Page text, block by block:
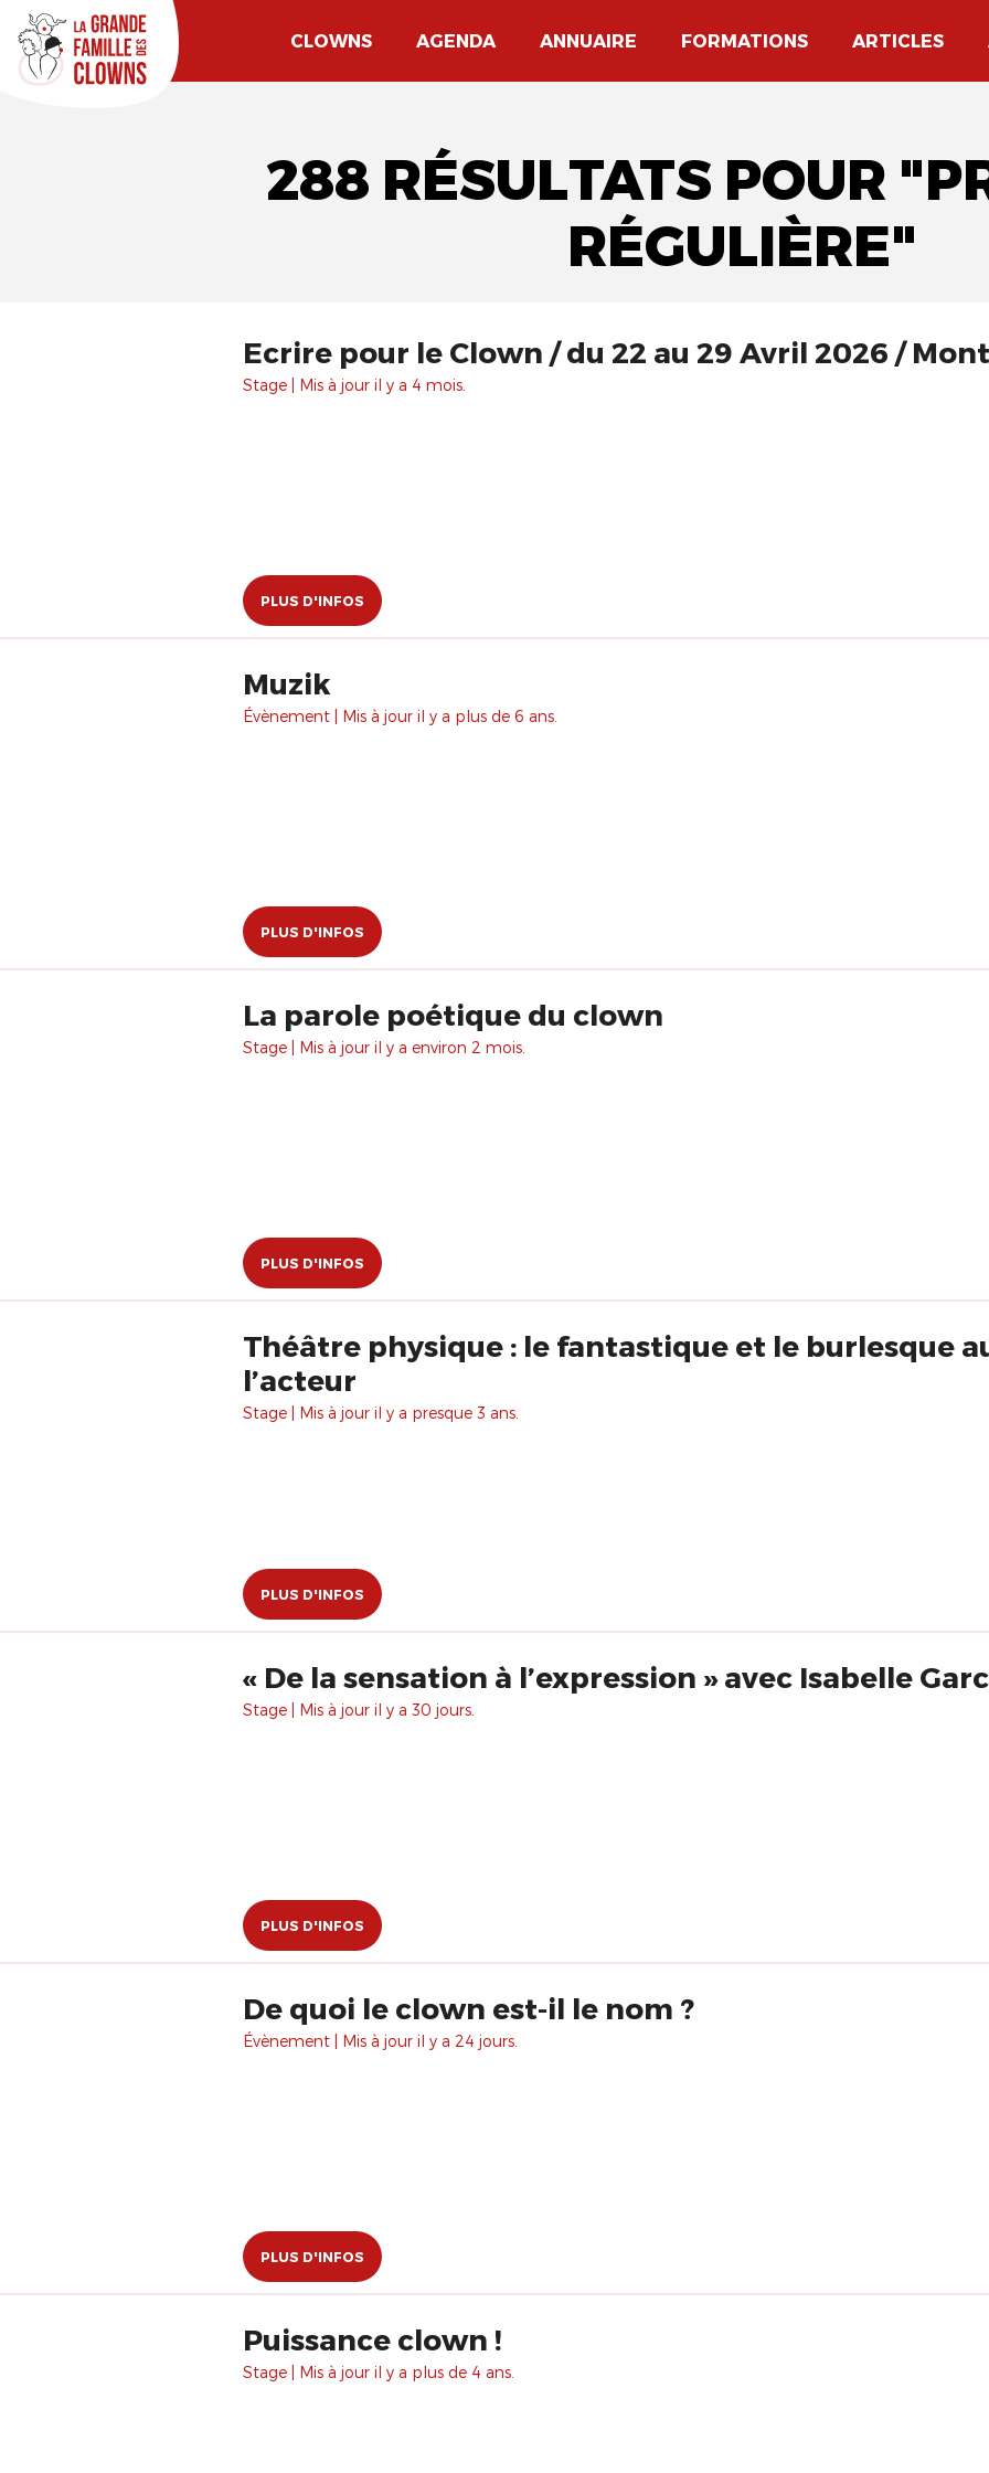
CLOWNS AGENDA ANNUAIRE FORMATIONS ARTICLES
288 RÉSULTATS POUR
RÉGULIÈRE"
Ecrire pour le Clown / du 22 au 29 Avril 2026 /
Stage | Mis à jour il y a 4 mois.
PLUS D'INFOS
Muzik
Évènement | Mis à jour il y a plus de 6 ans.
PLUS D'INFOS
La parole poétique du clown
Stage | Mis à jour il y a environ 2 mois.
PLUS D'INFOS
Théâtre physique : le fantastique et le burlesque
l’acteur
Stage | Mis à jour il y a presque 3 ans.
PLUS D'INFOS
« De la sensation à l’expression » avec Isabelle
Stage | Mis à jour il y a 30 jours.
PLUS D'INFOS
De quoi le clown est-il le nom ?
Évènement | Mis à jour il y a 24 jours.
PLUS D'INFOS
Puissance clown !
Stage | Mis à jour il y a plus de 4 ans.